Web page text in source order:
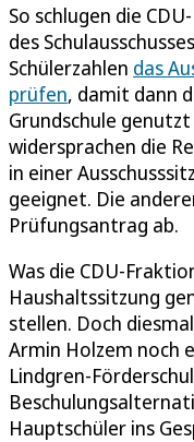
So schlugen die
des
Schülerzahlen das
prüfen, damit dann
Grundschule
widersprachen die
in einer
geeignet. Die
Prüfungsantrag ab.
Was die CDU-
Haushaltssitzung
stellen. Doch
Armin Holzem noch
Lindgren-
Hauptschüler ins